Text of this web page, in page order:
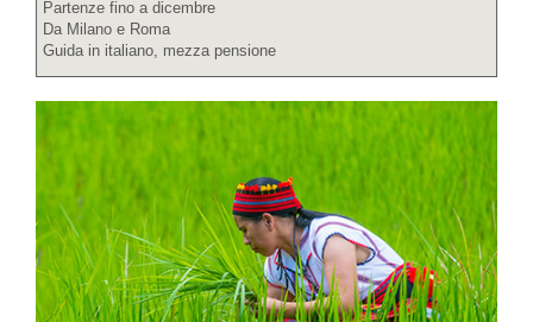
Partenze fino a dicembre
Da Milano e Roma
Guida in italiano, mezza pensione